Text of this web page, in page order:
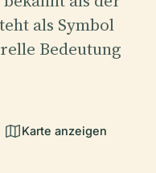
als Symbol
Bedeutung
Karte anzeigen